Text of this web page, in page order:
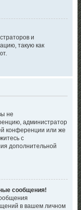
и
такую как
не
администратор
конференции или же
с
дополнительной
сообщения!
в вашем личном